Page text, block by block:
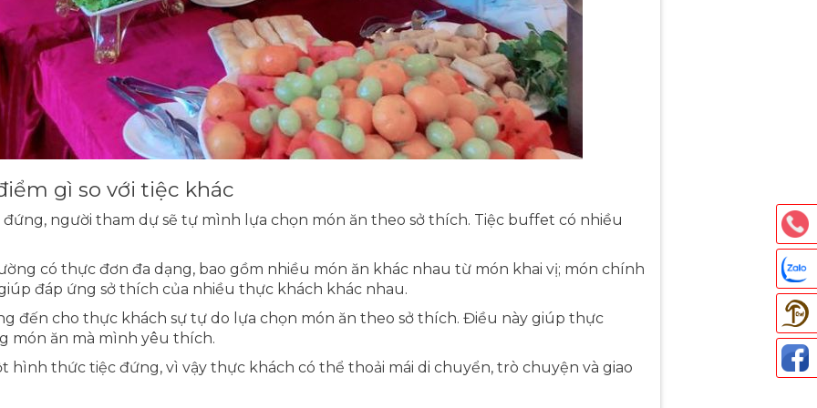
gì so với tiệc khác
người tham dự sẽ tự mình lựa chọn món ăn theo sở thích. Tiệc buffet có nhiều
có thực đơn đa dạng, bao gồm nhiều món ăn khác nhau từ món khai vị; món chính
đáp ứng sở thích của nhiều thực khách khác nhau.
đến cho thực khách sự tự do lựa chọn món ăn theo sở thích. Điều này giúp thực
món ăn mà mình yêu thích.
hình thức tiệc đứng, vì vậy thực khách có thể thoải mái di chuyển, trò chuyện và giao